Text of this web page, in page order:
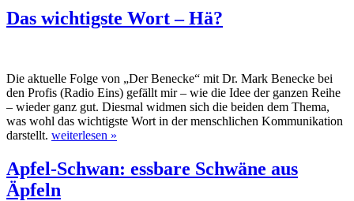
Das wichtigste Wort – Hä?
Die aktuelle Folge von „Der Benecke“ mit Dr. Mark Benecke bei
den Profis (Radio Eins) gefällt mir – wie die Idee der ganzen Reihe
– wieder ganz gut. Diesmal widmen sich die beiden dem Thema,
was wohl das wichtigste Wort in der menschlichen Kommunikation
darstellt. weiterlesen »
Apfel-Schwan: essbare Schwäne aus
Äpfeln